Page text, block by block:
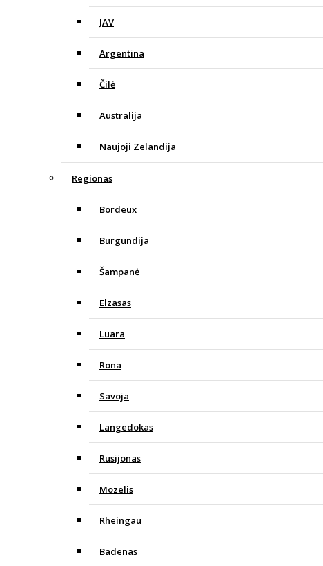
JAV
Argentina
Čilė
Australija
Naujoji Zelandija
Regionas
Bordeux
Burgundija
Šampanė
Elzasas
Luara
Rona
Savoja
Langedokas
Rusijonas
Mozelis
Rheingau
Badenas